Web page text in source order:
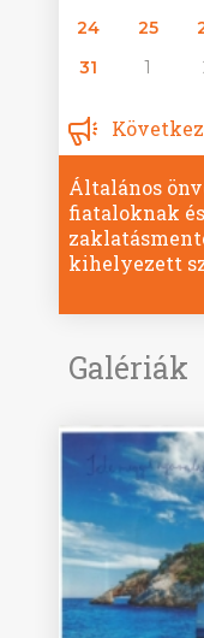
24
25
31
1
Általános
fiataloknak
kihelyezett
Galériák